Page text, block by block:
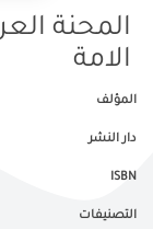
المحنة
الامة
المؤلف
دار النشر
ISBN
التصنيفات